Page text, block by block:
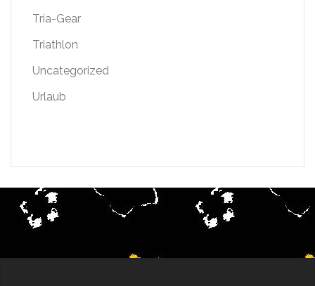
Tria-Gear
Triathlon
Uncategorized
Urlaub